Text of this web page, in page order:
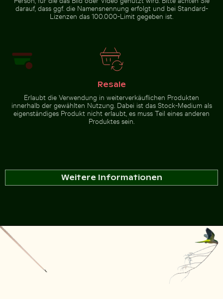
darauf, dass ggf. die Namensnennung erfolgt und bei Standard-
Lizenzen das 100.000-Limit gegeben ist.
Resale
Erlaubt die Verwendung in weiterverkäuflichen Produkten
innerhalb der gewählten Nutzung. Dabei ist das Stock-Medium als
eigenständiges Produkt nicht erlaubt, es muss Teil eines anderen
Produktes sein.
Weitere Informationen